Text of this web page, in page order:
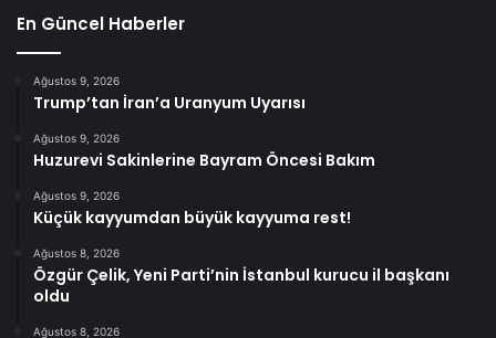
En Güncel Haberler
Ağustos 9, 2026
Trump’tan İran’a Uranyum Uyarısı
Ağustos 9, 2026
Huzurevi Sakinlerine Bayram Öncesi Bakım
Ağustos 9, 2026
Küçük kayyumdan büyük kayyuma rest!
Ağustos 8, 2026
Özgür Çelik, Yeni Parti’nin İstanbul kurucu il başkanı
oldu
Ağustos 8, 2026